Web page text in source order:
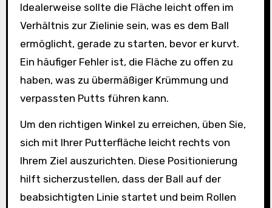
Idealerweise sollte die Fläche leicht offen im
Verhältnis zur Zielinie sein, was es dem Ball
ermöglicht, gerade zu starten, bevor er kurvt.
Ein häufiger Fehler ist, die Fläche zu offen zu
haben, was zu übermäßiger Krümmung und
verpassten Putts führen kann.
Um den richtigen Winkel zu erreichen, üben Sie,
sich mit Ihrer Putterfläche leicht rechts von
Ihrem Ziel auszurichten. Diese Positionierung
hilft sicherzustellen, dass der Ball auf der
beabsichtigten Linie startet und beim Rollen